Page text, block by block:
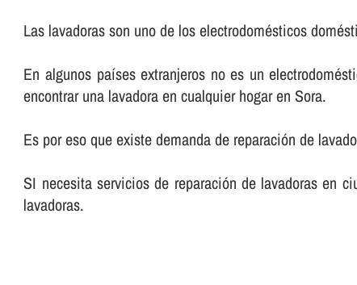
Las lavadoras son uno de los electrodomésticos
En algunos paí­ses extranjeros no es un
encontrar una lavadora en cualquier hogar en Sora.
Es por eso que existe demanda de reparación de
SI necesita servicios de reparación de lavadoras en
lavadoras.